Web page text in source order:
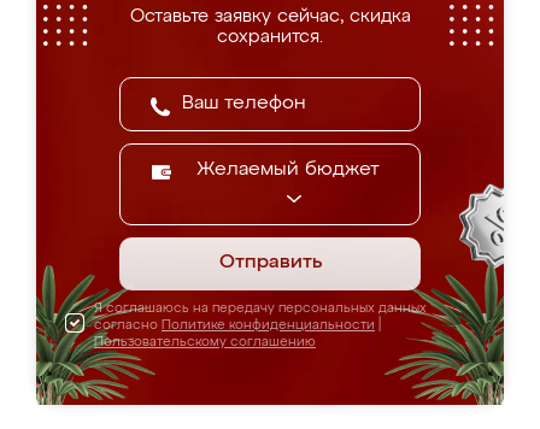
Оставьте заявку сейчас, скидка
сохранится.
Желаемый бюджет
Отправить
Я соглашаюсь на передачу персональных данных
согласно Политике конфиденциальности
Пользовательскому соглашению